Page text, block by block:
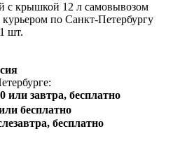
с крышкой 12 л самовывозом
по Санкт-Петербургу
шт.
или завтра, бесплатно
бесплатно
бесплатно